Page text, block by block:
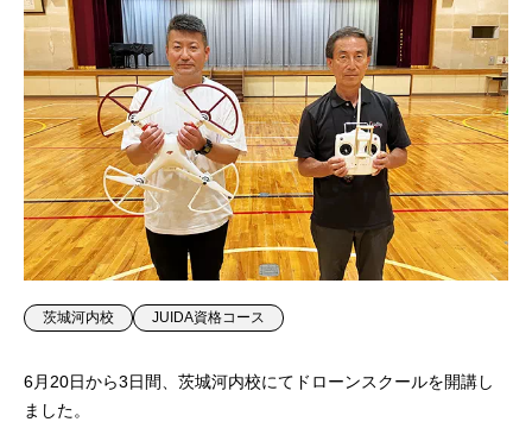
茨城河内校 JUIDA資格コース
6月20日から3日間、茨城河内校にてドローンスクールを開講し
ました。